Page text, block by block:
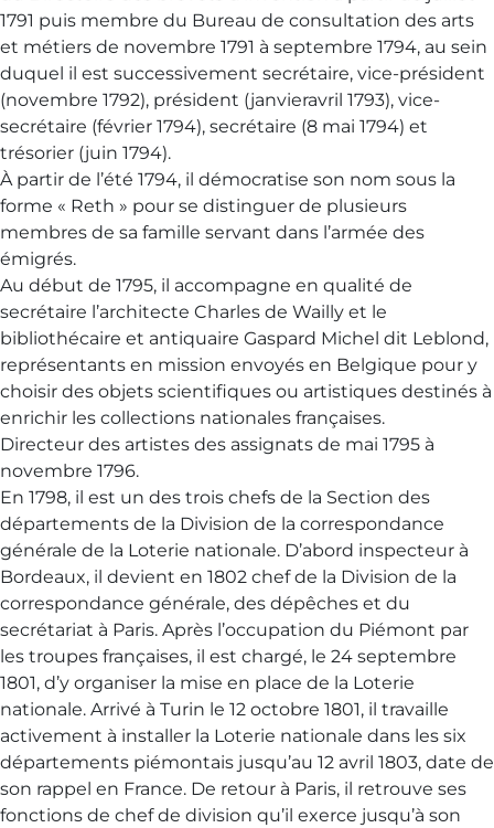
1791 puis membre du Bureau de consultation des arts
et métiers de novembre 1791 à septembre 1794, au sein
duquel il est successivement secrétaire, vice-président
(novembre 1792), président (janvieravril 1793), vice-
secrétaire (février 1794), secrétaire (8 mai 1794) et
trésorier (juin 1794).
À partir de l’été 1794, il démocratise son nom sous la
forme « Reth » pour se distinguer de plusieurs
membres de sa famille servant dans l’armée des
émigrés.
Au début de 1795, il accompagne en qualité de
secrétaire l’architecte Charles de Wailly et le
bibliothécaire et antiquaire Gaspard Michel dit Leblond,
représentants en mission envoyés en Belgique pour y
choisir des objets scientifiques ou artistiques destinés à
enrichir les collections nationales françaises.
Directeur des artistes des assignats de mai 1795 à
novembre 1796.
En 1798, il est un des trois chefs de la Section des
départements de la Division de la correspondance
générale de la Loterie nationale. D’abord inspecteur à
Bordeaux, il devient en 1802 chef de la Division de la
correspondance générale, des dépêches et du
secrétariat à Paris. Après l’occupation du Piémont par
les troupes françaises, il est chargé, le 24 septembre
1801, d’y organiser la mise en place de la Loterie
nationale. Arrivé à Turin le 12 octobre 1801, il travaille
activement à installer la Loterie nationale dans les six
départements piémontais jusqu’au 12 avril 1803, date de
son rappel en France. De retour à Paris, il retrouve ses
fonctions de chef de division qu’il exerce jusqu’à son